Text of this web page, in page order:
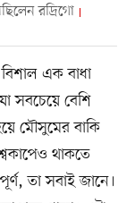
রদ্রিগো
এক বাধা
সবচেয়ে বেশি
মৌসুমের বাকি
থাকতে
তা সবাই জানে।